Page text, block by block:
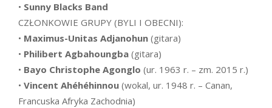
• Sunny Blacks Band
CZŁONKOWIE GRUPY (BYLI I OBECNI):
• Maximus-Unitas Adjanohun (gitara)
• Philibert Agbahoungba (gitara)
• Bayo Christophe Agonglo (ur. 1963 r. – zm. 2015 r.)
• Vincent Ahéhéhinnou (wokal, ur. 1948 r. – Canan,
Francuska Afryka Zachodnia)